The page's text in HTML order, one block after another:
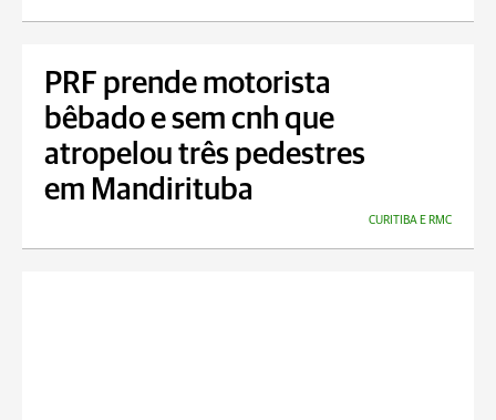
PRF prende motorista
bêbado e sem cnh que
atropelou três pedestres
em Mandirituba
CURITIBA E RMC